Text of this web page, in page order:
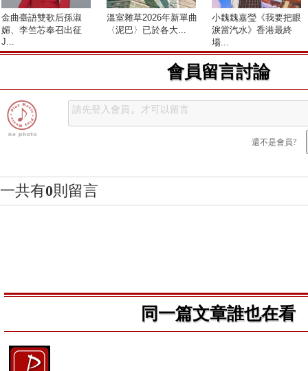
金曲臺語雙歌后孫淑
媚、李竺芯奉召出征
J...
溫室雜草2026年新單曲
〈泥巴〉已於各大...
小魏魏嘉瑩《我要把眼
淚當汽水》香港最終
場...
會員留言討論
還不是會員?
一共有0則留言
同一篇文章誰也在看